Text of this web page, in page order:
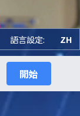
語言設定: ZH
開始